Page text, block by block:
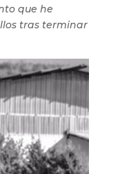
que he
tras terminar